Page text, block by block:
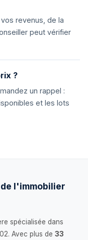
revenus, de la
peut vérifier
?
un rappel :
et les lots
l'immobilier
spécialisée dans
Avec plus de 33